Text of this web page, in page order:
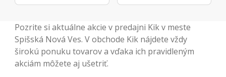
Pozrite si aktuálne akcie v predajni Kik v meste
Spišská Nová Ves. V obchode Kik nájdete vždy
širokú ponuku tovarov a vďaka ich pravidleným
akciám môžete aj ušetriť.